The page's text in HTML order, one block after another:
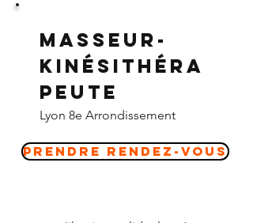
Masseur-
Kinésithéra
peute
Lyon 8e Arrondissement
Prendre Rendez-vous